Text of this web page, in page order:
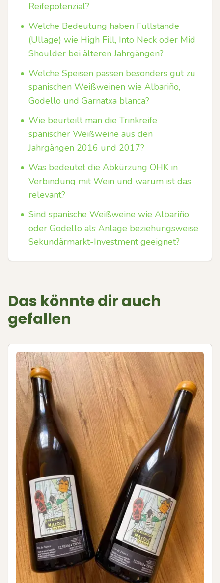
Reifepotenzial?
• Welche Bedeutung haben Füllstände
(Ullage) wie High Fill, Into Neck oder Mid
Shoulder bei älteren Jahrgängen?
• Welche Speisen passen besonders gut zu
spanischen Weißweinen wie Albariño,
Godello und Garnatxa blanca?
• Wie beurteilt man die Trinkreife
spanischer Weißweine aus den
Jahrgängen 2016 und 2017?
• Was bedeutet die Abkürzung OHK in
Verbindung mit Wein und warum ist das
relevant?
• Sind spanische Weißweine wie Albariño
oder Godello als Anlage beziehungsweise
Sekundärmarkt-Investment geeignet?
Das könnte dir auch
gefallen